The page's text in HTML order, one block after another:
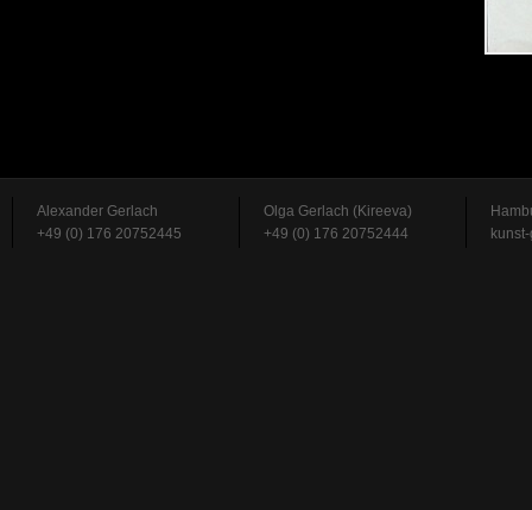
Alexander Gerlach
+49 (0) 176 20752445
Olga Gerlach (Kireeva)
+49 (0) 176 20752444